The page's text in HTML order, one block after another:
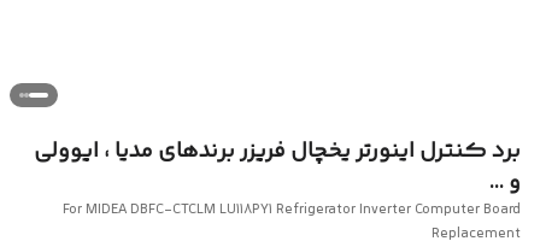
برد کنترل اینورتر یخچال فریزر برندهای مدیا ، ایوولی
و ...
For MIDEA DBFC-CTCLM LU118PY1 Refrigerator Inverter Computer Board
Replacement